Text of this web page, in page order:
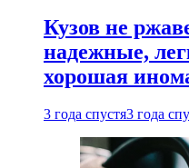
Кузов не
надежные,
хорошая
3 года спустя3 года